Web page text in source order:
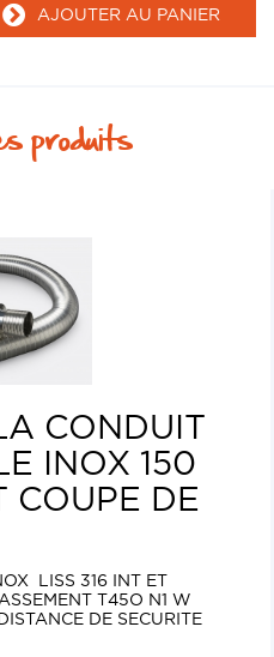
AJOUTER AU PANIER
produits
CONDUIT
INOX 150
COUPE DE
LISS 316 INT ET
T45O N1 W
DE SECURITE